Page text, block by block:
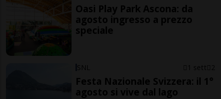
Oasi Play Park Ascona: da
agosto ingresso a prezzo
speciale
SNL 1 sett 2
Festa Nazionale Svizzera: il 1°
agosto si vive dal lago